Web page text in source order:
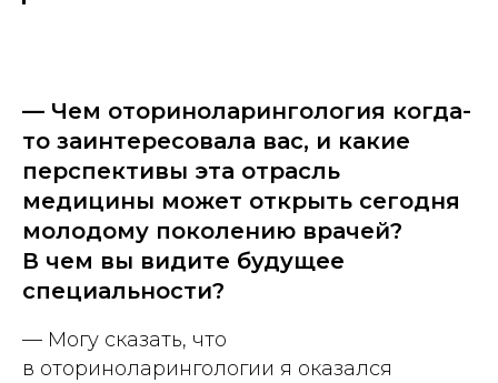
— Чем оториноларингология когда-
то заинтересовала вас, и какие
перспективы эта отрасль
медицины может открыть сегодня
молодому поколению врачей?
В чем вы видите будущее
специальности?
— Могу сказать, что
в оториноларингологии я оказался